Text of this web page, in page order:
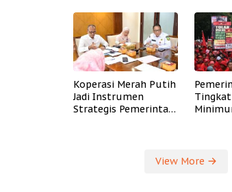
Koperasi Merah Putih
Jadi Instrumen
Strategis Pemerintah
View More